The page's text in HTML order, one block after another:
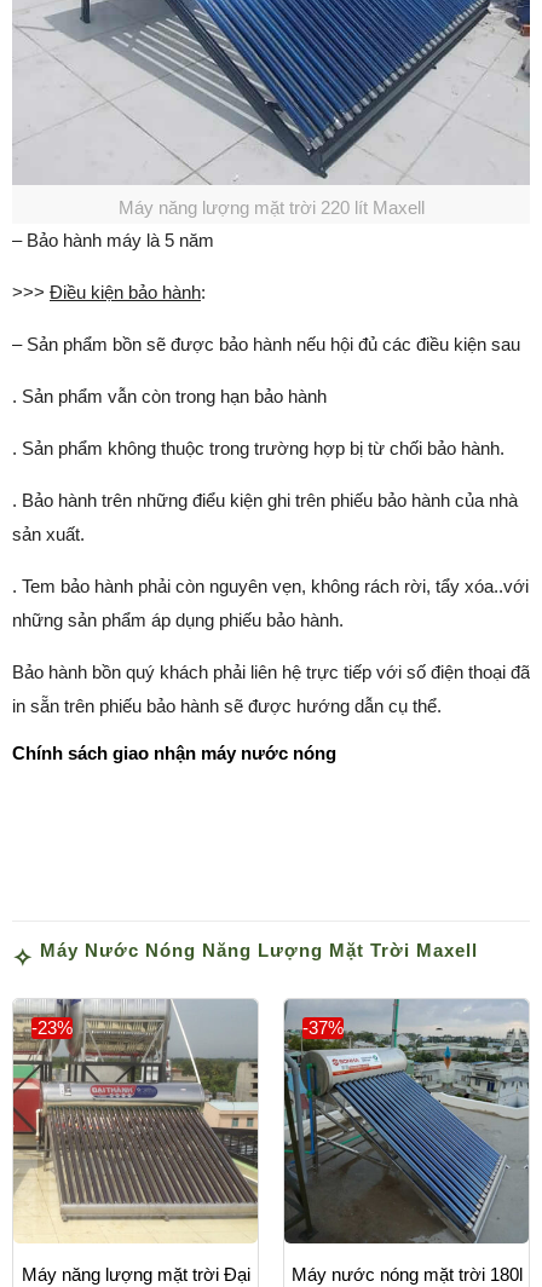
Máy năng lượng mặt trời 220 lít Maxell
– Bảo hành máy là 5 năm
>>> Điều kiện bảo hành:
– Sản phẩm bồn sẽ được bảo hành nếu hội đủ các điều kiện sau
. Sản phẩm vẫn còn trong hạn bảo hành
. Sản phẩm không thuộc trong trường hợp bị từ chối bảo hành.
. Bảo hành trên những điểu kiện ghi trên phiếu bảo hành của nhà
sản xuất.
. Tem bảo hành phải còn nguyên vẹn, không rách rời, tẩy xóa..với
những sản phẩm áp dụng phiếu bảo hành.
Bảo hành bồn quý khách phải liên hệ trực tiếp với số điện thoại đã
in sẵn trên phiếu bảo hành sẽ được hướng dẫn cụ thể.
Chính sách giao nhận máy nước nóng
Máy Nước Nóng Năng Lượng Mặt Trời Maxell
-23%
Máy năng lượng mặt trời Đại
-37%
Máy nước nóng mặt trời 180l